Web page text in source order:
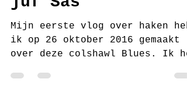
juf Sas
30 okt 2017
3 minuten om te lezen
Gehaakte colshawl